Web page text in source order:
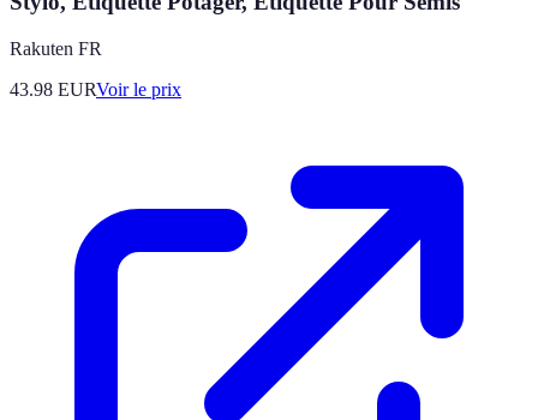
Rakuten FR
43.98 EURVoir le prix